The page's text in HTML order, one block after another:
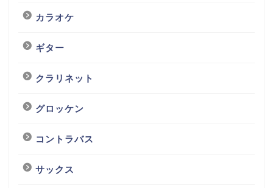
カラオケ
ギター
クラリネット
グロッケン
コントラバス
サックス